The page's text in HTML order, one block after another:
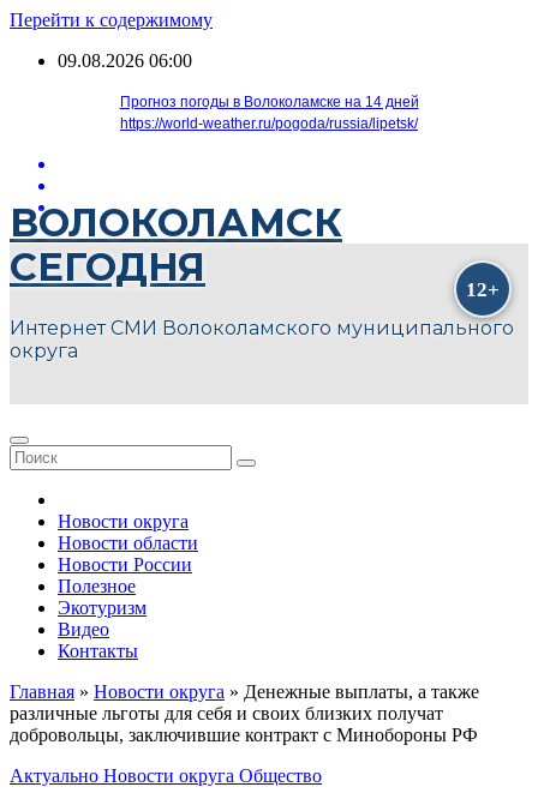
Перейти к содержимому
09.08.2026 06:00
Прогноз погоды в Волоколамске на 14 дней
https://world-weather.ru/pogoda/russia/lipetsk/
ВОЛОКОЛАМСК
СЕГОДНЯ
Интернет СМИ Волоколамского муниципального
округа
Новости округа
Новости области
Новости России
Полезное
Экотуризм
Видео
Контакты
Главная » Новости округа » Денежные выплаты, а также
различные льготы для себя и своих близких получат
добровольцы, заключившие контракт с Минобороны РФ
Актуально Новости округа Общество